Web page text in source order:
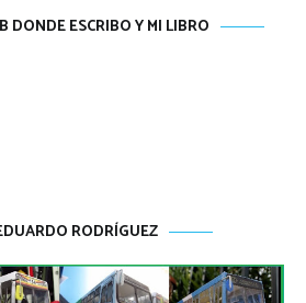
DONDE ESCRIBO Y MI LIBRO
RODRÍGUEZ